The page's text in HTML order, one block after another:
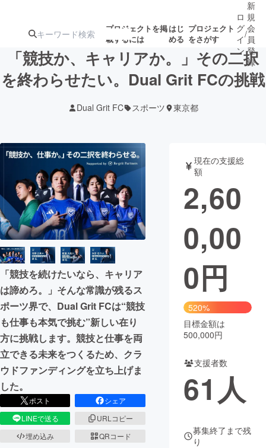
プロジェクトを掲
載するには
はじ
める
プロジェクト
をさがす
ターン
ジェクト
募集終了が近いプ
ロジェクト
アート・写真 音楽
テクノロジー・ガジェット ゲーム・サ
映像・映画
ビジネス・起業
まちづくり・地域活性化
CAMPFIRE for Social Good
CAMPFIRE Creation
CAMPFIREふるさと納税machi-ya コミュニティ
ロ
グ
イ
ン
/
新
規
会
員
登
録
「競技か、キャリアか。」その二択
を終わらせたい。Dual Grit FCの挑戦
Dual Grit FC スポーツ 東京都
「競技を続けたいなら、キャリア
は諦めろ。」そんな常識が残るス
ポーツ界で、Dual Grit FCは“競技
も仕事も本気で挑む”新しい在り
方に挑戦します。競技と仕事を両
立できる未来をつくるため、クラ
ウドファンディングを立ち上げま
した。
ポスト
シェア
LINEで送る
URLコピー
埋め込み
QRコード
現在の支援総
額
2,60
0,00
0円
520%
目標金額は
500,000円
支援者数
61 人
募集終了まで残
り